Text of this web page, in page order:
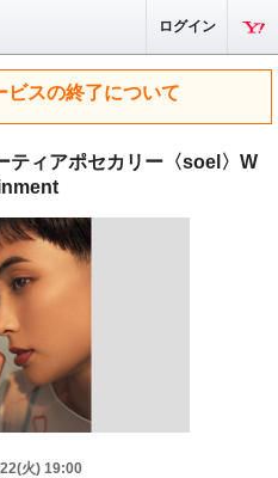
ログイン
ビスの終了について
ティアポセカリー〈soel〉W
火) 19:00